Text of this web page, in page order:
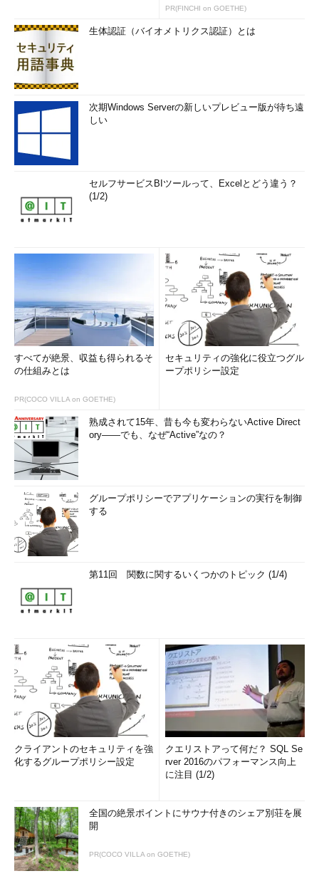
PR(FINCHI on GOETHE)
生体認証（バイオメトリクス認証）とは
次期Windows Serverの新しいプレビュー版が待ち遠
しい
セルフサービスBIツールって、Excelとどう違う？
(1/2)
すべてが絶景、収益も得られるそ
の仕組みとは
PR(COCO VILLA on GOETHE)
セキュリティの強化に役立つグル
ープポリシー設定
熟成されて15年、昔も今も変わらないActive Direct
ory――でも、なぜ“Active”なの？
グループポリシーでアプリケーションの実行を制御
する
第11回 関数に関するいくつかのトピック (1/4)
クライアントのセキュリティを強
化するグループポリシー設定
クエリストアって何だ？ SQL Se
rver 2016のパフォーマンス向上
に注目 (1/2)
全国の絶景ポイントにサウナ付きのシェア別荘を展
開
PR(COCO VILLA on GOETHE)